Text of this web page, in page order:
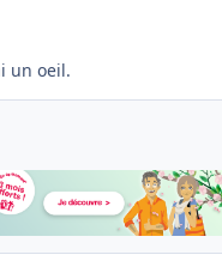
un oeil.